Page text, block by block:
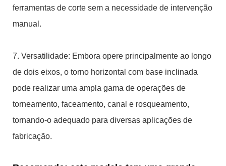
ferramentas de corte sem a necessidade de intervenção
manual.
7. Versatilidade: Embora opere principalmente ao longo
de dois eixos, o torno horizontal com base inclinada
pode realizar uma ampla gama de operações de
torneamento, faceamento, canal e rosqueamento,
tornando-o adequado para diversas aplicações de
fabricação.